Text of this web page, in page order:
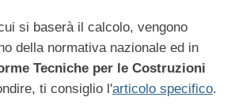
si baserà il calcolo, vengono
della normativa nazionale ed in
Tecniche per le Costruzioni
ti consiglio l'articolo specifico.